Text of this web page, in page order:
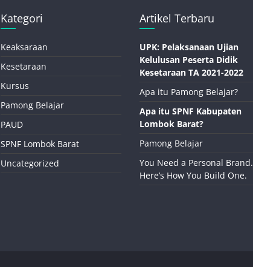
Kategori
Keaksaraan
Kesetaraan
Kursus
Pamong Belajar
PAUD
SPNF Lombok Barat
Uncategorized
Artikel Terbaru
UPK: Pelaksanaan Ujian
Kelulusan Peserta Didik
Kesetaraan TA 2021-2022
Apa itu Pamong Belajar?
Apa itu SPNF Kabupaten
Lombok Barat?
Pamong Belajar
You Need a Personal Brand.
Here’s How You Build One.